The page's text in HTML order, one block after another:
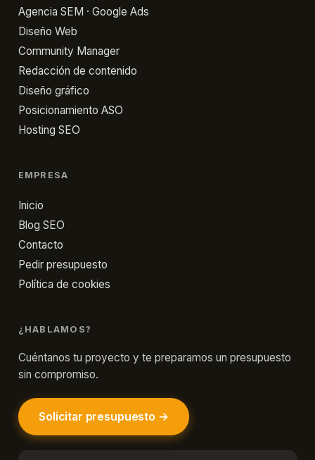
Agencia SEM · Google Ads
Diseño Web
Community Manager
Redacción de contenido
Diseño gráfico
Posicionamiento ASO
Hosting SEO
EMPRESA
Inicio
Blog SEO
Contacto
Pedir presupuesto
Política de cookies
¿HABLAMOS?
Cuéntanos tu proyecto y te preparamos un presupuesto
sin compromiso.
Solicitar presupuesto →